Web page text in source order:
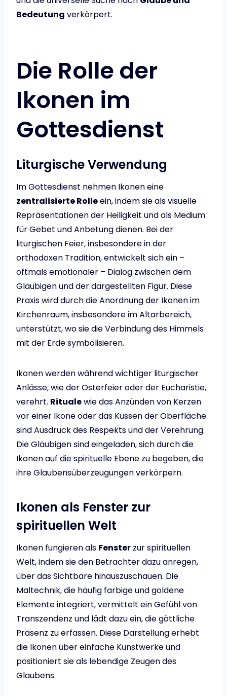
Bedeutung verkörpert.
Die Rolle der
Ikonen im
Gottesdienst
Liturgische Verwendung
Im Gottesdienst nehmen Ikonen eine
zentralisierte Rolleein, indem sie als visuelle
Repräsentationen der Heiligkeit und als Medium
für Gebet und Anbetung dienen. Bei der
liturgischen Feier, insbesondere in der
orthodoxen Tradition, entwickelt sich ein –
oftmals emotionaler – Dialog zwischen dem
Gläubigen und der dargestellten Figur. Diese
Praxis wird durch die Anordnung der Ikonen im
Kirchenraum, insbesondere im Altarbereich,
unterstützt, wo sie die Verbindung des Himmels
mit der Erde symbolisieren.
Ikonen werden während wichtiger liturgischer
Anlässe, wie der Osterfeier oder der Eucharistie,
verehrt. Ritualewie das Anzünden von Kerzen
vor einer Ikone oder das Küssen der Oberfläche
sind Ausdruck des Respekts und der Verehrung.
Die Gläubigen sind eingeladen, sich durch die
Ikonen auf die spirituelle Ebene zu begeben, die
ihre Glaubensüberzeugungen verkörpern.
Ikonen als Fenster zur
spirituellen Welt
Ikonen fungieren als Fenster zur spirituellen
Welt, indem sie den Betrachter dazu anregen,
über das Sichtbare hinauszuschauen. Die
Maltechnik, die häufig farbige und goldene
Elemente integriert, vermittelt ein Gefühl von
Transzendenz und lädt dazu ein, die göttliche
Präsenz zu erfassen. Diese Darstellung erhebt
die Ikonen über einfache Kunstwerke und
positioniert sie als lebendige Zeugen des
Glaubens.